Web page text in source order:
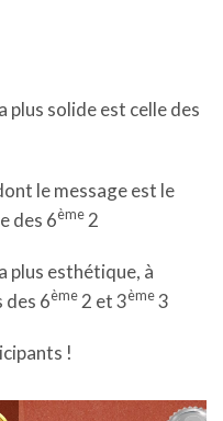
plus solide est celle des
le message est le
des 6ème 2
plus esthétique, à
des 6ème 2 et 3ème3
!